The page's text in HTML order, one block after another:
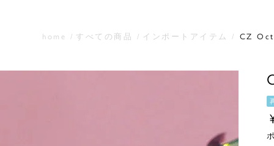
home すべての商品 インポートアイテム CZ